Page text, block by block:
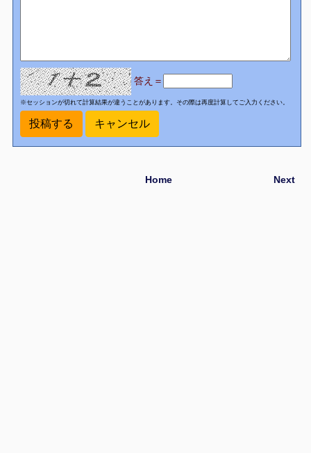
答え＝
※セッションが切れて計算結果が違うことがあります。その際は再度計算してご入力ください。
Next
Home